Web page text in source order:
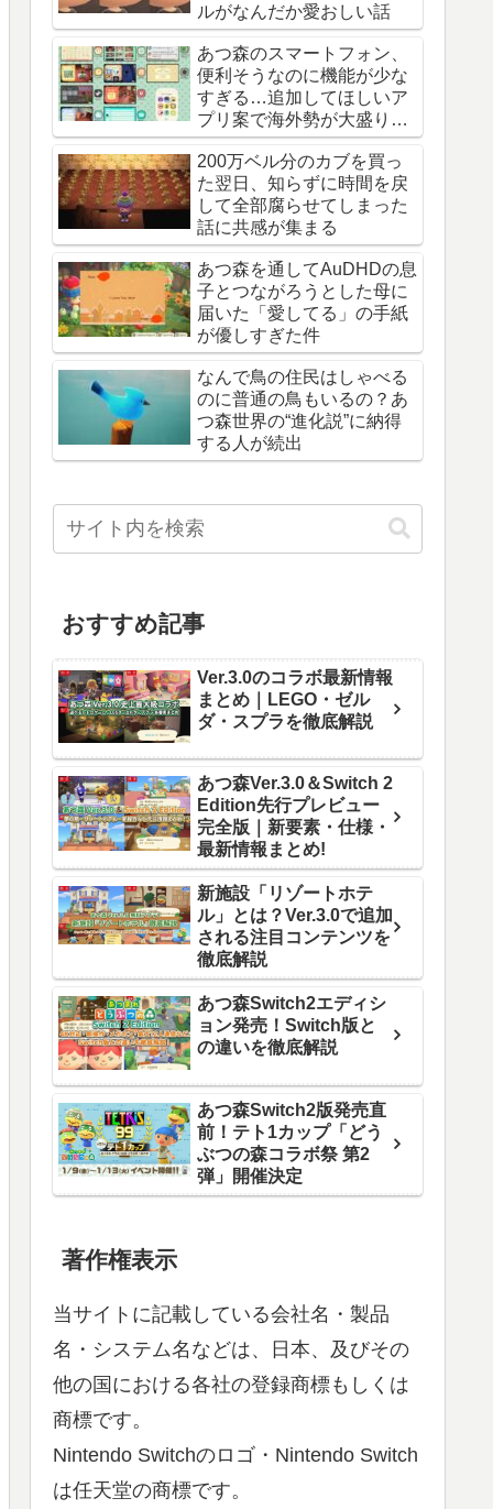
ルがなんだか愛おしい話
あつ森のスマートフォン、
便利そうなのに機能が少な
すぎる…追加してほしいア
プリ案で海外勢が大盛り上
がり
200万ベル分のカブを買っ
た翌日、知らずに時間を戻
して全部腐らせてしまった
話に共感が集まる
あつ森を通してAuDHDの息
子とつながろうとした母に
届いた「愛してる」の手紙
が優しすぎた件
なんで鳥の住民はしゃべる
のに普通の鳥もいるの？あ
つ森世界の“進化説”に納得
する人が続出
おすすめ記事
Ver.3.0のコラボ最新情報
まとめ｜LEGO・ゼル
ダ・スプラを徹底解説
あつ森Ver.3.0＆Switch 2
Edition先行プレビュー
完全版｜新要素・仕様・
最新情報まとめ!
新施設「リゾートホテ
ル」とは？Ver.3.0で追加
される注目コンテンツを
徹底解説
あつ森Switch2エディシ
ョン発売！Switch版と
の違いを徹底解説
あつ森Switch2版発売直
前！テト1カップ「どう
ぶつの森コラボ祭 第2
弾」開催決定
著作権表示
当サイトに記載している会社名・製品
名・システム名などは、日本、及びその
他の国における各社の登録商標もしくは
商標です。
Nintendo Switchのロゴ・Nintendo Switch
は任天堂の商標です。